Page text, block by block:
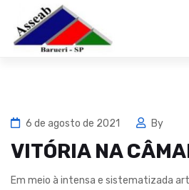
6 de agosto de 2021 By
VITÓRIA NA
Em meio à intensa e sistematizada